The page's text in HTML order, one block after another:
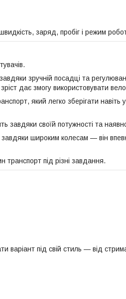
заряд, пробіг і режим
зручній посадці та
дає змогу використовувати
який легко зберігати
завдяки своїй потужності та
широким колесам — він
транспорт під різні завдання.
варіант під свій стиль — від